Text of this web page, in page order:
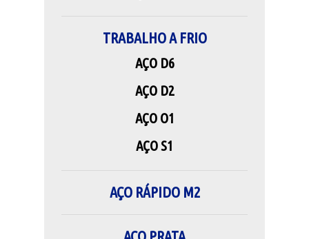
TRABALHO A FRIO
AÇO D6
AÇO D2
AÇO O1
AÇO S1
AÇO RÁPIDO M2